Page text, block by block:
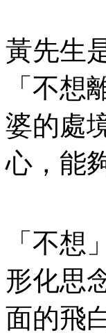
黃先生
「不
婆的處
心，能
「不
形化思
面的飛